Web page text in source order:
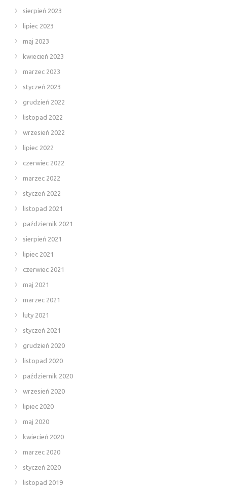
sierpień 2023
lipiec 2023
maj 2023
kwiecień 2023
marzec 2023
styczeń 2023
grudzień 2022
listopad 2022
wrzesień 2022
lipiec 2022
czerwiec 2022
marzec 2022
styczeń 2022
listopad 2021
październik 2021
sierpień 2021
lipiec 2021
czerwiec 2021
maj 2021
marzec 2021
luty 2021
styczeń 2021
grudzień 2020
listopad 2020
październik 2020
wrzesień 2020
lipiec 2020
maj 2020
kwiecień 2020
marzec 2020
styczeń 2020
listopad 2019